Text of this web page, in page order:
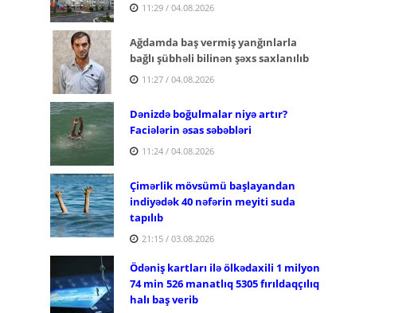
11:29 / 04.08.2026
Ağdamda baş vermiş yanğınlarla
bağlı şübhəli bilinən şəxs saxlanılıb
11:27 / 04.08.2026
Dənizdə boğulmalar niyə artır?
Faciələrin əsas səbəbləri
11:24 / 04.08.2026
Çimərlik mövsümü başlayandan
indiyədək 40 nəfərin meyiti suda
tapılıb
21:15 / 03.08.2026
Ödəniş kartları ilə ölkədaxili 1 milyon
74 min 526 manatlıq 5305 fırıldaqçılıq
halı baş verib